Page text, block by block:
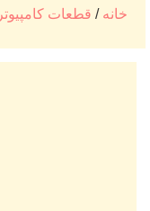
خانه / قطعات کامپیوتر